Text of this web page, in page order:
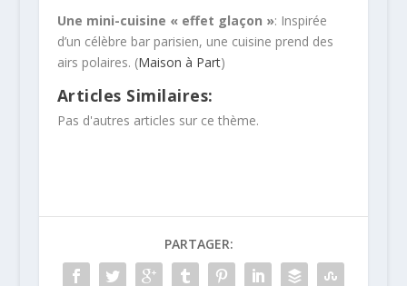
Une mini-cuisine « effet glaçon »: Inspirée
d’un célèbre bar parisien, une cuisine prend des
airs polaires. (Maison à Part)
Articles Similaires:
Pas d'autres articles sur ce thème.
PARTAGER: